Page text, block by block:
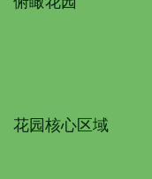
花园核心区域